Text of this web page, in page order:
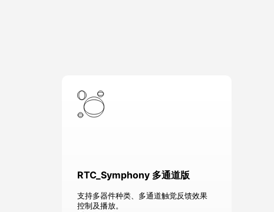
RTC_Symphony 多通道版
支持多器件种类、多通道触觉反馈效果
控制及播放。